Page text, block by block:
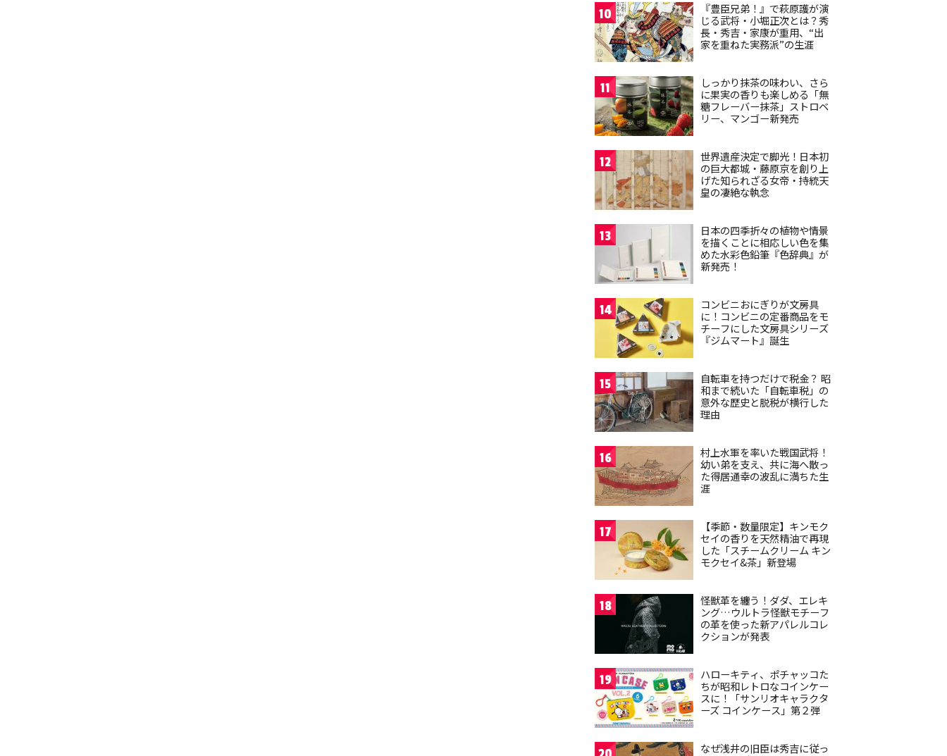
10
『豊臣兄弟！』で萩原護が演
じる武将・小堀正次とは？秀
長・秀吉・家康が重用、“出
家を重ねた実務派”の生涯
11
しっかり抹茶の味わい、さら
に果実の香りも楽しめる「無
糖フレーバー抹茶」ストロベ
リー、マンゴー新発売
12
世界遺産決定で脚光！日本初
の巨大都城・藤原京を創り上
げた知られざる女帝・持統天
皇の凄絶な執念
13
日本の四季折々の植物や情景
を描くことに相応しい色を集
めた水彩色鉛筆『色辞典』が
新発売！
14
コンビニおにぎりが文房具
に！コンビニの定番商品をモ
チーフにした文房具シリーズ
『ジムマート』誕生
15
自転車を持つだけで税金？ 昭
和まで続いた「自転車税」の
意外な歴史と脱税が横行した
理由
16
村上水軍を率いた戦国武将！
幼い弟を支え、共に海へ散っ
た得居通幸の波乱に満ちた生
涯
17
【季節・数量限定】キンモク
セイの香りを天然精油で再現
した「スチームクリーム キン
モクセイ&茶」新登場
18
怪獣革を纏う！ダダ、エレキ
ング…ウルトラ怪獣モチーフ
の革を使った新アパレルコレ
クションが発表
19
ハローキティ、ポチャッコた
ちが昭和レトロなコインケー
スに！「サンリオキャラクタ
ーズ コインケース」第２弾
なぜ浅井の旧臣は秀吉に従っ